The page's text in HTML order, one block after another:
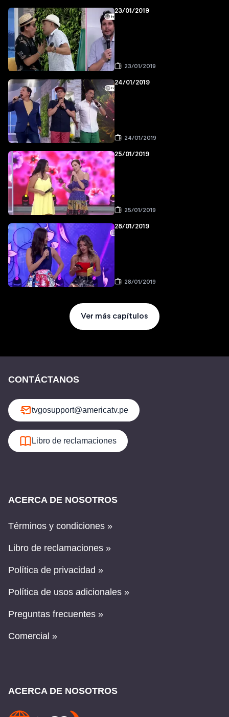
23/01/2019
23/01/2019
24/01/2019
24/01/2019
25/01/2019
25/01/2019
28/01/2019
28/01/2019
Ver más capítulos
CONTÁCTANOS
tvgosupport@americatv.pe
Libro de reclamaciones
ACERCA DE NOSOTROS
Términos y condiciones »
Libro de reclamaciones »
Política de privacidad »
Política de usos adicionales »
Preguntas frecuentes »
Comercial »
ACERCA DE NOSOTROS